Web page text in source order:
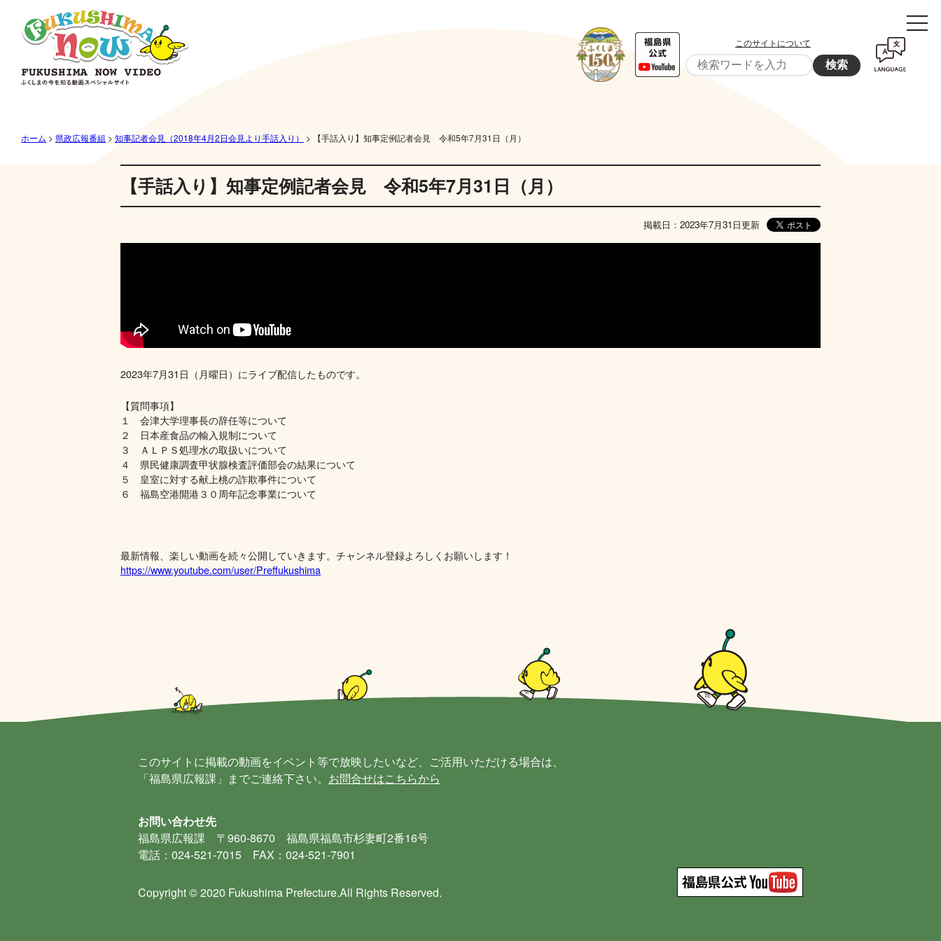
このサイトについて
検索
ホーム > 県政広報番組 > 知事記者会見（2018年4月2日会見より手話入り） > 【手話入り】知事定例記者会見 令和5年7月31日（月）
【手話入り】知事定例記者会見 令和5年7月31日（月）
掲載日：2023年7月31日更新
2023年7月31日（月曜日）にライブ配信したものです。
【質問事項】
１ 会津大学理事長の辞任等について
２ 日本産食品の輸入規制について
３ ＡＬＰＳ処理水の取扱いについて
４ 県民健康調査甲状腺検査評価部会の結果について
５ 皇室に対する献上桃の詐欺事件について
６ 福島空港開港３０周年記念事業について
最新情報、楽しい動画を続々公開していきます。チャンネル登録よろしくお願いします！
https://www.youtube.com/user/Preffukushima
このサイトに掲載の動画をイベント等で放映したいなど、ご活用いただける場合は、
「福島県広報課」までご連絡下さい。 お問合せはこちらから
お問い合わせ先
福島県広報課 〒960-8670 福島県福島市杉妻町2番16号
電話：024-521-7015 FAX：024-521-7901
Copyright © 2020 Fukushima Prefecture.All Rights Reserved.